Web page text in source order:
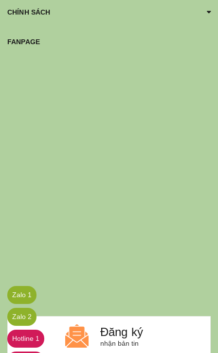
CHÍNH SÁCH
FANPAGE
Đăng ký
nhận bản tin
Hotline 1
Zalo 1
Zalo 2